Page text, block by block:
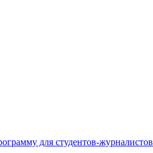
для студентов-журналистов